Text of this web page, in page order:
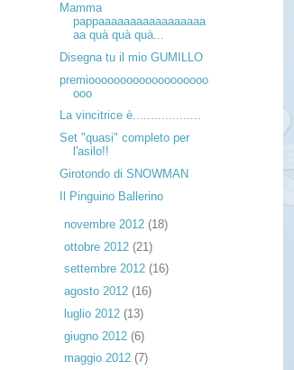
Mamma
pappaaaaaaaaaaaaaaaaa
aa quà quà quà...
Disegna tu il mio GUMILLO
premiooooooooooooooooooo
ooo
La vincitrice è...................
Set "quasi" completo per
l'asilo!!
Girotondo di SNOWMAN
Il Pinguino Ballerino
novembre 2012 (18)
ottobre 2012 (21)
settembre 2012 (16)
agosto 2012 (16)
luglio 2012 (13)
giugno 2012 (6)
maggio 2012 (7)